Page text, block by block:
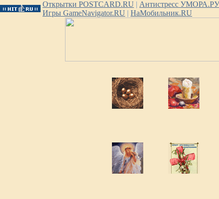
Открытки POSTCARD.RU | Антистресс УМОРА.РУ
Игры GameNavigator.RU | НаМобильник.RU